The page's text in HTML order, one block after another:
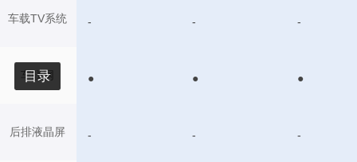
车载TV系统
车联网
后排液晶屏
- - -
● ● ●
- - -
目录